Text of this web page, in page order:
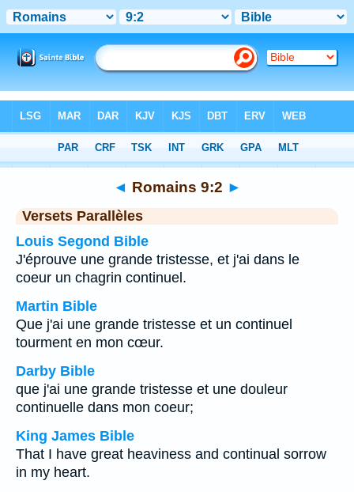
Chapitre 9 > Verset 2
◄ Romains 9:2 ►
Versets Parallèles
Louis Segond Bible
J'éprouve une grande tristesse, et j'ai dans le
coeur un chagrin continuel.
Martin Bible
Que j'ai une grande tristesse et un continuel
tourment en mon cœur.
Darby Bible
que j'ai une grande tristesse et une douleur
continuelle dans mon coeur;
King James Bible
That I have great heaviness and continual sorrow
in my heart.